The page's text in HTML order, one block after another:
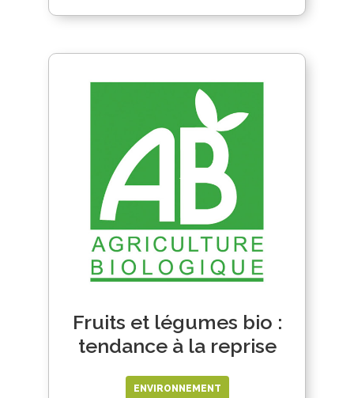
Fruits et légumes bio :
tendance à la reprise
ENVIRONNEMENT